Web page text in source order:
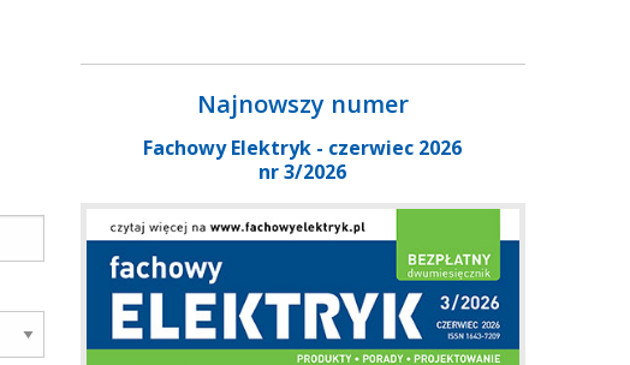
Najnowszy numer
Fachowy Elektryk - czerwiec 2026
nr 3/2026